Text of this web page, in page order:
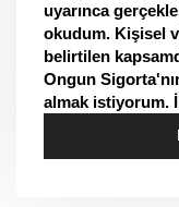
uyarınca
okudum. Kişisel
belirtilen
Ongun
almak istiyorum.